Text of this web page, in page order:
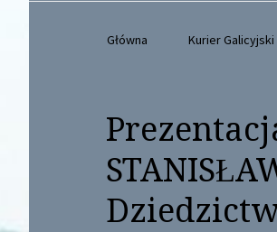
Główna Kurier Galicyjski